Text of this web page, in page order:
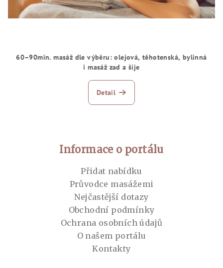
60–90min. masáž dle výběru: olejová, těhotenská, bylinná
i masáž zad a šíje
Detail
Informace o portálu
Přidat nabídku
Průvodce masážemi
Nejčastější dotazy
Obchodní podmínky
Ochrana osobních údajů
O našem portálu
Kontakty